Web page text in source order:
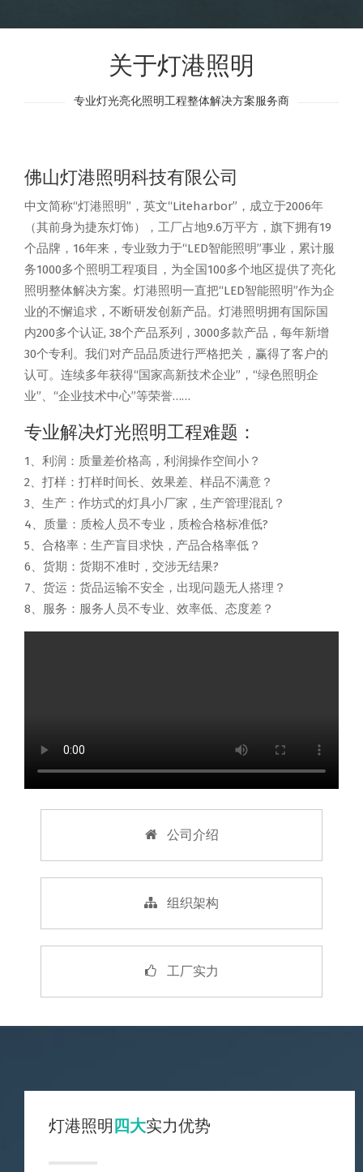
关于灯港照明
专业灯光亮化照明工程整体解决方案服务商
佛山灯港照明科技有限公司
中文简称“灯港照明”，英文“Liteharbor”，成立于2006年
（其前身为捷东灯饰），工厂占地9.6万平方，旗下拥有19
个品牌，16年来，专业致力于“LED智能照明”事业，累计服
务1000多个照明工程项目，为全国100多个地区提供了亮化
照明整体解决方案。灯港照明一直把“LED智能照明”作为企
业的不懈追求，不断研发创新产品。灯港照明拥有国际国
内200多个认证, 38个产品系列，3000多款产品，每年新增
30个专利。我们对产品品质进行严格把关，赢得了客户的
认可。连续多年获得“国家高新技术企业”，“绿色照明企
业”、“企业技术中心”等荣誉……
专业解决灯光照明工程难题：
1、利润：质量差价格高，利润操作空间小？
2、打样：打样时间长、效果差、样品不满意？
3、生产：作坊式的灯具小厂家，生产管理混乱？
4、质量：质检人员不专业，质检合格标准低?
5、合格率：生产盲目求快，产品合格率低？
6、货期：货期不准时，交涉无结果?
7、货运：货品运输不安全，出现问题无人搭理？
8、服务：服务人员不专业、效率低、态度差？
公司介绍
组织架构
工厂实力
灯港照明四大实力优势